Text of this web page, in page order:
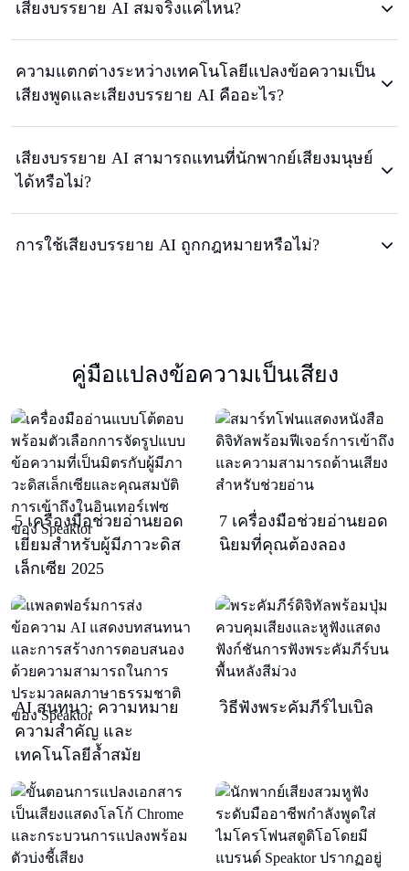
เสียงบรรยาย AI สมจริงแค่ไหน?
ความแตกต่างระหว่างเทคโนโลยีแปลงข้อความเป็น
เสียงพูดและเสียงบรรยาย AI คืออะไร?
เสียงบรรยาย AI สามารถแทนที่นักพากย์เสียงมนุษย์
ได้หรือไม่?
การใช้เสียงบรรยาย AI ถูกกฎหมายหรือไม่?
คู่มือแปลงข้อความเป็นเสียง
5 เครื่องมือช่วยอ่านยอด
เยี่ยมสำหรับผู้มีภาวะดิส
เล็กเซีย 2025
7 เครื่องมือช่วยอ่านยอด
นิยมที่คุณต้องลอง
AI สนทนา: ความหมาย
ความสำคัญ และ
เทคโนโลยีล้ำสมัย
วิธีฟังพระคัมภีร์ไบเบิล